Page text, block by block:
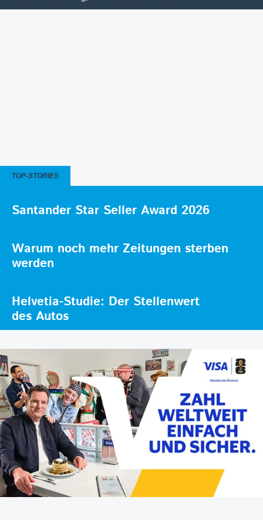
TOP-STORIES
Santander Star Seller Award 2026
Warum noch mehr Zeitungen sterben
werden
Helvetia-Studie: Der Stellenwert
des Autos